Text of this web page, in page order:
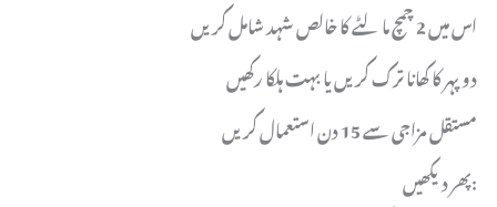
اس میں 2 چمچ مالٹے کا خالص شہد شامل کریں
دوپہر کا کھانا ترک کریں یا بہت ہلکا رکھیں
مستقل مزاجی سے 15 دن استعمال کریں
پھر دیکھیں: